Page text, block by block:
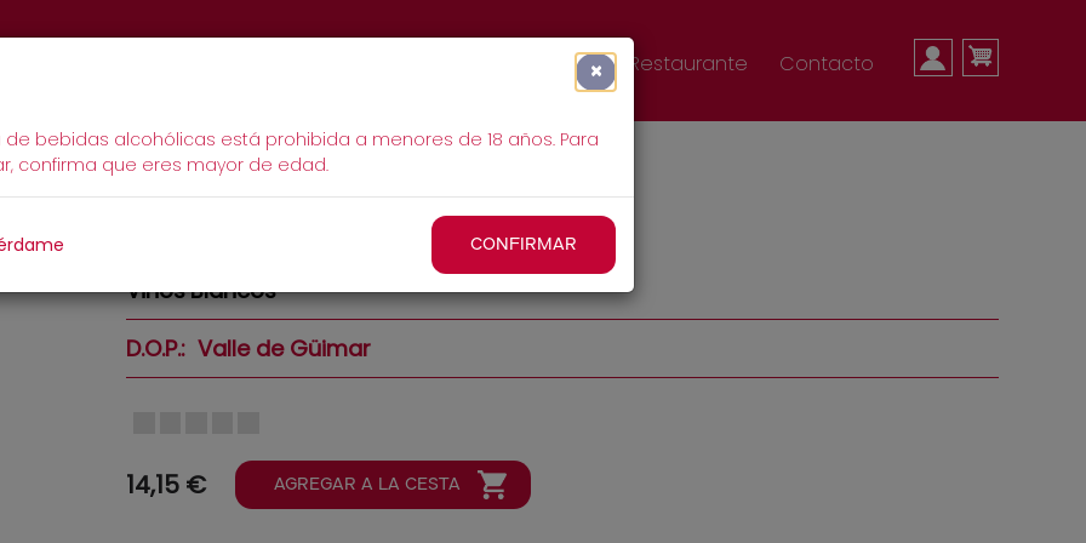
×
de bebidas alcohólicas está prohibida a menores de 18 años. Para
confirma que eres mayor de edad.
CONFIRMAR
MENÚ
CUENTA
NAVIGATION
Tienda Restaurante Contacto
Moon Blanco Afrutado 2025
VinosBlancos
D.O.P. Valle de Güimar
14,15 €